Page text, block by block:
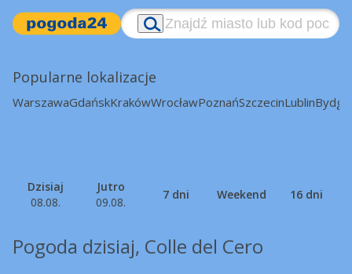
Popularne lokalizacje
WarszawaGdańskKrakówWrocławPoznańSzczecinLublin
Dzisiaj
08.08.
Jutro
09.08.
7 dni Weekend 16 dni
Pogoda dzisiaj, Colle del Cero